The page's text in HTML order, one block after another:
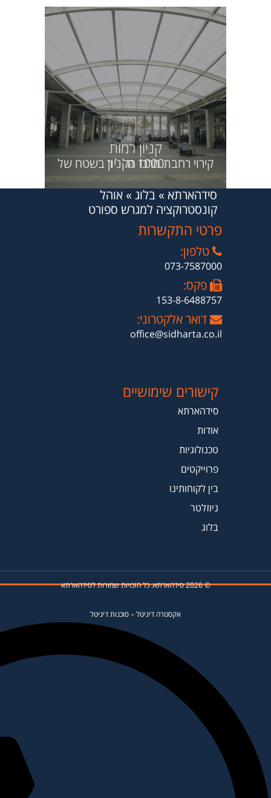
קניון רמות
קירוי רחבת מרכז הקניון בשטח של 1000 מ``ר
סידהארתא » בלוג » אוהל
קונסטרוקציה למגרש ספורט
פרטי התקשרות
טלפון:
073-7587000
פקס:
153-8-6488757
דואר אלקטרוני:
office@sidharta.co.il
קישורים שימושיים
סידהארתא
אודות
טכנולוגיות
פרוייקטים
בין לקוחותינו
ניוזלטר
בלוג
© 2026 סידהארתא. כל הזכויות שמורות לסידהארתא
אקסטרה דיגיטל – סוכנות דיגיטל